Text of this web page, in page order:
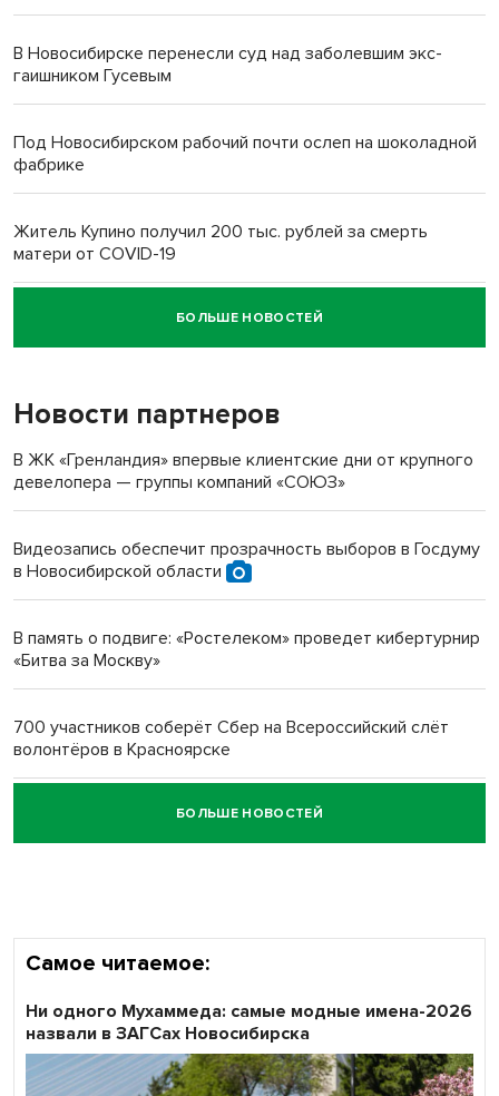
В Новосибирске перенесли суд над заболевшим экс-
гаишником Гусевым
Под Новосибирском рабочий почти ослеп на шоколадной
фабрике
Житель Купино получил 200 тыс. рублей за смерть
матери от COVID-19
Новосибирский суд наказал водителя за смерть
пенсионерки на вокзале
«Мы живём на пастбище!»: в новосибирском селе лошади
терроризируют жителей
Новосибирский преподаватель с женой вошли в топ-16
БОЛЬШЕ НОВОСТЕЙ
Новости партнеров
В ЖК «Гренландия» впервые клиентские дни от крупного
девелопера — группы компаний «СОЮЗ»
Видеозапись обеспечит прозрачность выборов в Госдуму
в Новосибирской области
В память о подвиге: «Ростелеком» проведет кибертурнир
«Битва за Москву»
700 участников соберёт Сбер на Всероссийский слёт
волонтёров в Красноярске
Честный выбор: видеонаблюдение обеспечит
объективность результатов ЕДГ в Новосибирской
БОЛЬШЕ НОВОСТЕЙ
Самое читаемое:
Ни одного Мухаммеда: самые модные имена-2026
назвали в ЗАГСах Новосибирска